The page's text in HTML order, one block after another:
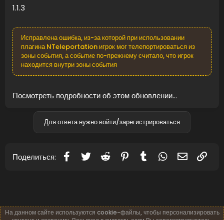
1.1.3
Исправлена ошибка, из-за которой при использовании
плагина NTeleportation игрок мог телепортироваться из
зоны события, а событие по-прежнему считало, что игрок
находится внутри зоны события
Посмотреть подробности об этом обновлении...
Для ответа нужно войти/зарегистрироваться
Поделиться: Facebook
Twitter Reddit Pinterest
Tumblr WhatsApp
На данном сайте используются cookie-файлы, чтобы персонализировать